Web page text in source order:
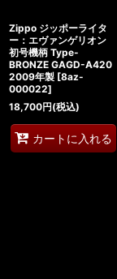
Zippo ジッポーライタ
ー：エヴァンゲリオン
初号機柄 Type-
BRONZE GAGD-A420
2009年製 [8az-
000022]
18,700円(税込)
カートに入れる